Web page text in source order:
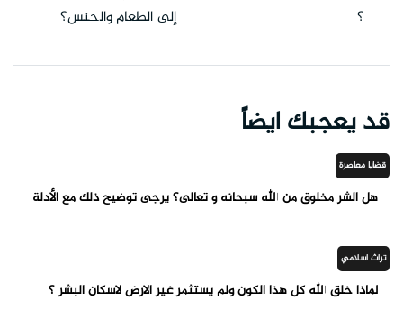
؟
إلى الطعام والجنس؟
قد يعجبك ايضاً
قضايا معاصرة
هل الشر مخلوق من الله سبحانه و تعالى؟ يرجى توضيح ذلك مع الأدلة
تراث اسلامي
لماذا خلق الله كل هذا الكون ولم يستثمر غير الارض لاسكان البشر ؟